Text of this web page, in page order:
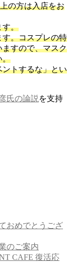
の方は入店をお
す。
。コスプレの特
すので、マスク
。
トするな」とい
氏の論説 を支持
おめでとうござ
のご案内
CAFE 復活応